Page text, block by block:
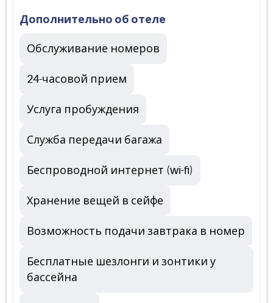
Дополнительно об отеле
Обслуживание номеров
24-часовой прием
Услуга пробуждения
Служба передачи багажа
Беспроводной интернет (wi-fi)
Хранение вещей в сейфе
Возможность подачи завтрака в номер
Бесплатные шезлонги и зонтики у
бассейна